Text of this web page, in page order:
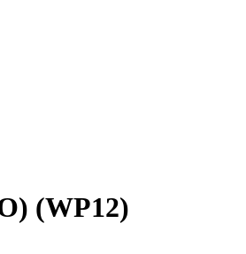
(WP12)